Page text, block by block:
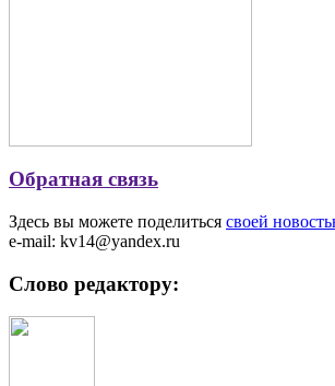
Обратная связь
Здесь вы можете поделиться своей
e-mail: kv14@yandex.ru
Слово редактору: